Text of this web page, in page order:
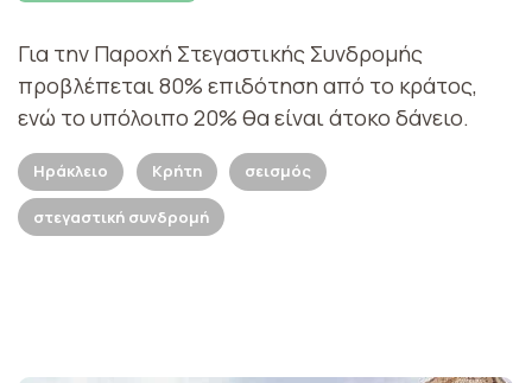
Για την Παροχή Στεγαστικής Συνδρομής
προβλέπεται 80% επιδότηση από το κράτος,
ενώ το υπόλοιπο 20% θα είναι άτοκο δάνειο.
Ηράκλειο Κρήτη σεισμός
στεγαστική συνδρομή